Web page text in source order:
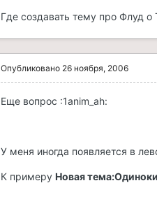
Где создавать тему про Флуд о
Опубликовано 26 ноября, 2006
Еще вопрос :1anim_ah:
У меня иногда появляется в
К примеру Новая